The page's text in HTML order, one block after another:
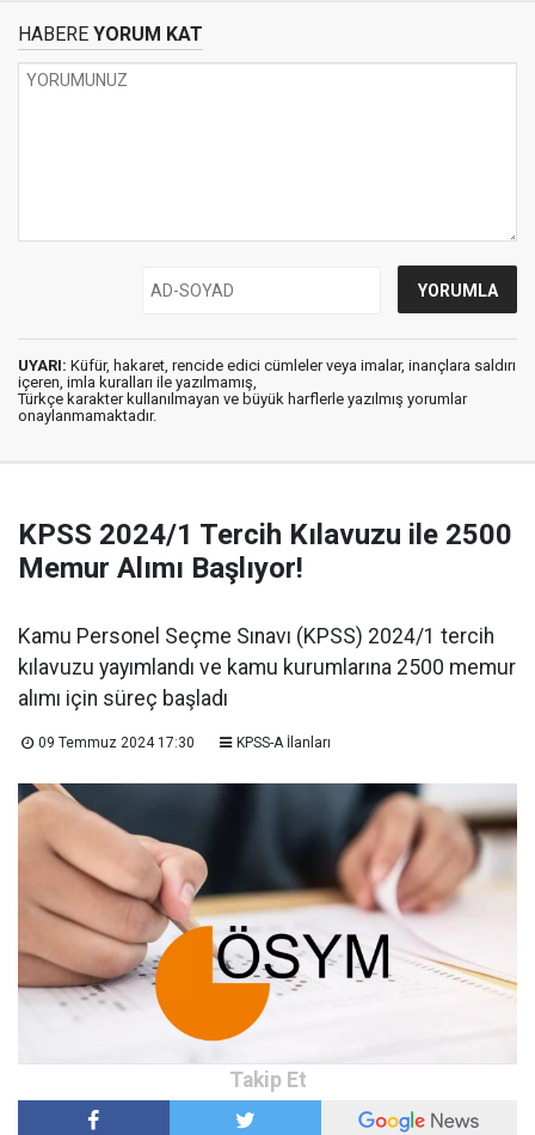
HABERE YORUM KAT
UYARI: Küfür, hakaret, rencide edici cümleler veya imalar, inançlara saldırı
içeren, imla kuralları ile yazılmamış,
Türkçe karakter kullanılmayan ve büyük harflerle yazılmış yorumlar
onaylanmamaktadır.
KPSS 2024/1 Tercih Kılavuzu ile 2500
Memur Alımı Başlıyor!
Kamu Personel Seçme Sınavı (KPSS) 2024/1 tercih
kılavuzu yayımlandı ve kamu kurumlarına 2500 memur
alımı için süreç başladı
09 Temmuz 2024 17:30 KPSS-A İlanları